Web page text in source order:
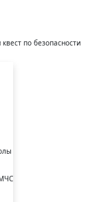
по безопасности